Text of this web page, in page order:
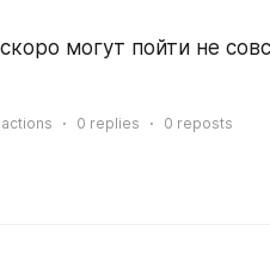
могут пойти не
0 replies 0 reposts